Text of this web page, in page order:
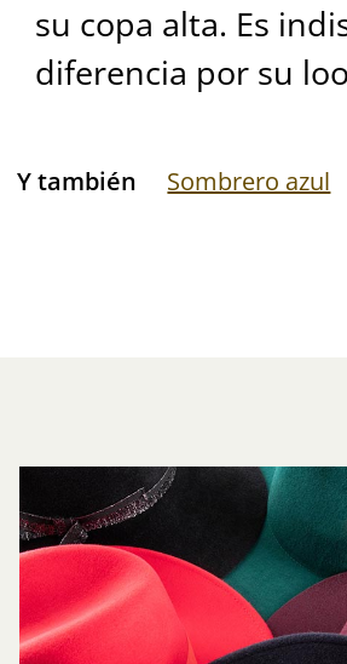
su copa alta. Es
diferencia por su
Y también Sombrero azul